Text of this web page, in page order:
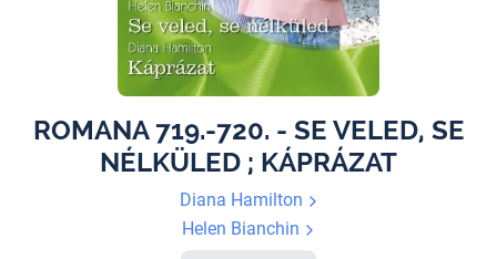
ROMANA 719.-720. - SE VELED, SE
NÉLKÜLED ; KÁPRÁZAT
Diana Hamilton
Helen Bianchin